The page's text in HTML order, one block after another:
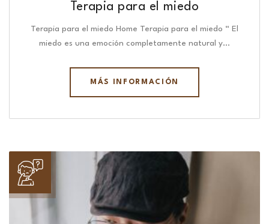
Terapia para el miedo
Terapia para el miedo Home Terapia para el miedo “ El
miedo es una emoción completamente natural y…
MÁS INFORMACIÓN